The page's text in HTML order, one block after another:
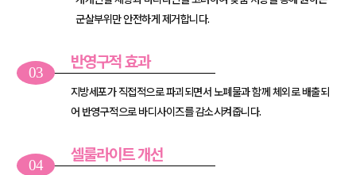
군살부위만 안전하게 제거합니다.
03
반영구적 효과
지방세포가 직접적으로 파괴되면서 노폐물과 함께 체외로배출되
어 반영구적으로 바디사이즈를 감소시켜줍니다.
04
셀룰라이트 개선